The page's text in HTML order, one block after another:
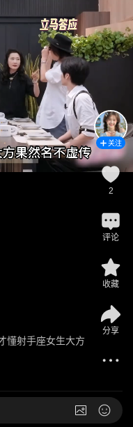
懂射手座女生大方
关注
2
评论
收藏
分享